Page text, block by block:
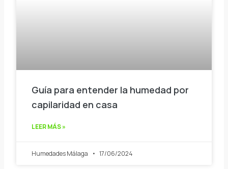
Guía para entender la humedad por
capilaridad en casa
LEER MÁS »
Humedades Málaga 17/06/2024